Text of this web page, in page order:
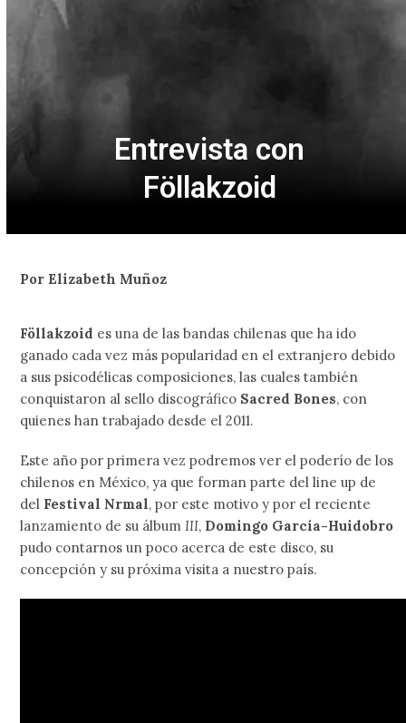
Entrevista con
Föllakzoid
Por Elizabeth Muñoz
Föllakzoid es una de las bandas chilenas que ha ido
ganado cada vez más popularidad en el extranjero debido
a sus psicodélicas composiciones, las cuales también
conquistaron al sello discográfico Sacred Bones, con
quienes han trabajado desde el 2011.
Este año por primera vez podremos ver el poderío de los
chilenos en México, ya que forman parte del line up de
del Festival Nrmal, por este motivo y por el reciente
lanzamiento de su álbumIII, Domingo García-Huidobro
pudo contarnos un poco acerca de este disco, su
concepción y su próxima visita a nuestro país.